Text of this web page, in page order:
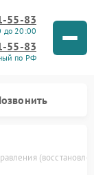
55-83
до 20:00
55-83
по РФ